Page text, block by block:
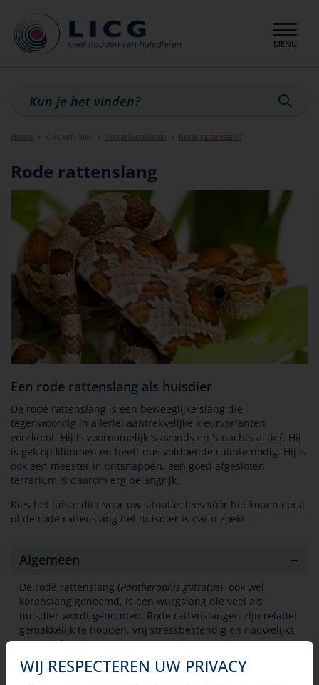
MENU
Home Kies een dier Terrariumdieren Rode rattenslang
Rode rattenslang
Een rode rattenslang als huisdier
De rode rattenslang is een beweeglijke slang die
tegenwoordig in allerlei aantrekkelijke kleurvarianten
voorkomt. Hij is voornamelijk ’s avonds en ’s nachts actief. Hij
is gek op klimmen en heeft dus voldoende ruimte nodig. Hij is
ook een meester in ontsnappen, een goed afgesloten
terrarium is daarom erg belangrijk.
Kies het juiste dier voor uw situatie: lees vóór het kopen eerst
of de rode rattenslang het huisdier is dat u zoekt.
Algemeen
De rode rattenslang (Pantherophis guttatus), ook wel
korenslang genoemd, is een wurgslang die veel als
huisdier wordt gehouden. Rode rattenslangen zijn relatief
gemakkelijk te houden, vrij stressbestendig en nauwelijks
agressief. Ze kunnen zo’n 150 cm lang worden en soms
nog langer.
WIJ RESPECTEREN UW PRIVACY